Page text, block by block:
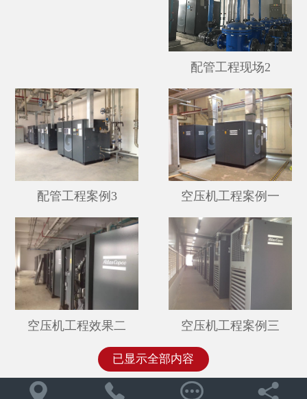
节能改造
新闻资讯
服务支持
联系我们
配管工程现场2
配管工程案例3 空压机工程案例一
空压机工程效果二 空压机工程案例三
已显示全部内容
   